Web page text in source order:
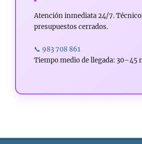
Atención inmediata 24/7.
presupuestos cerrados.
📞 983 708 861
Tiempo medio de llegada: 30–45